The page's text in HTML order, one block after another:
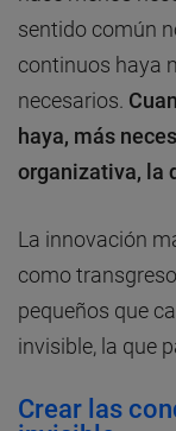
sentido común
continuos haya
necesarios.
haya, más
organizativa, la
La innovación
como
pequeños que
invisible, la que
Crear las